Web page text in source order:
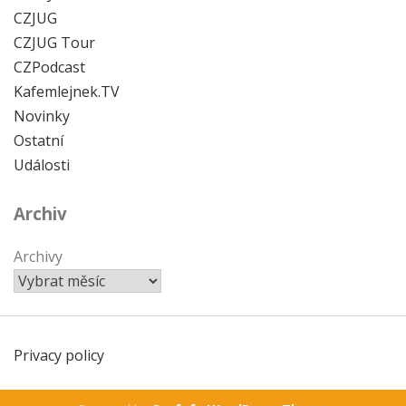
CZJUG
CZJUG Tour
CZPodcast
Kafemlejnek.TV
Novinky
Ostatní
Události
Archiv
Archivy
Privacy policy